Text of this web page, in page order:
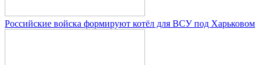
Российские войска формируют котёл для ВСУ под Харьковом